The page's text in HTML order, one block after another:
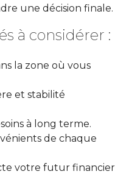
une décision finale.
à considérer :
la zone où vous
et stabilité
à long terme.
de chaque
votre futur financier